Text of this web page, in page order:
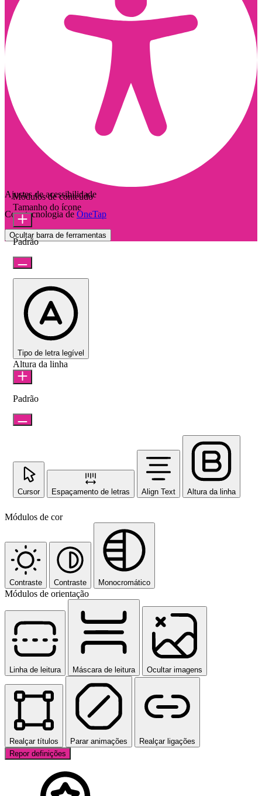
Ajustes de acessibilidade
Com tecnologia de OneTap
Ocultar barra de ferramentas
Módulos de conteúdo
Tamanho do ícone
Padrão
Tipo de letra legível
Altura da linha
Padrão
Cursor Espaçamento de letras Align Text Altura da linha
Módulos de cor
Contraste Contraste Monocromático
Módulos de orientação
Linha de leitura Máscara de leitura Ocultar imagens
Realçar títulos Parar animações
Realçar ligações
Repor definições